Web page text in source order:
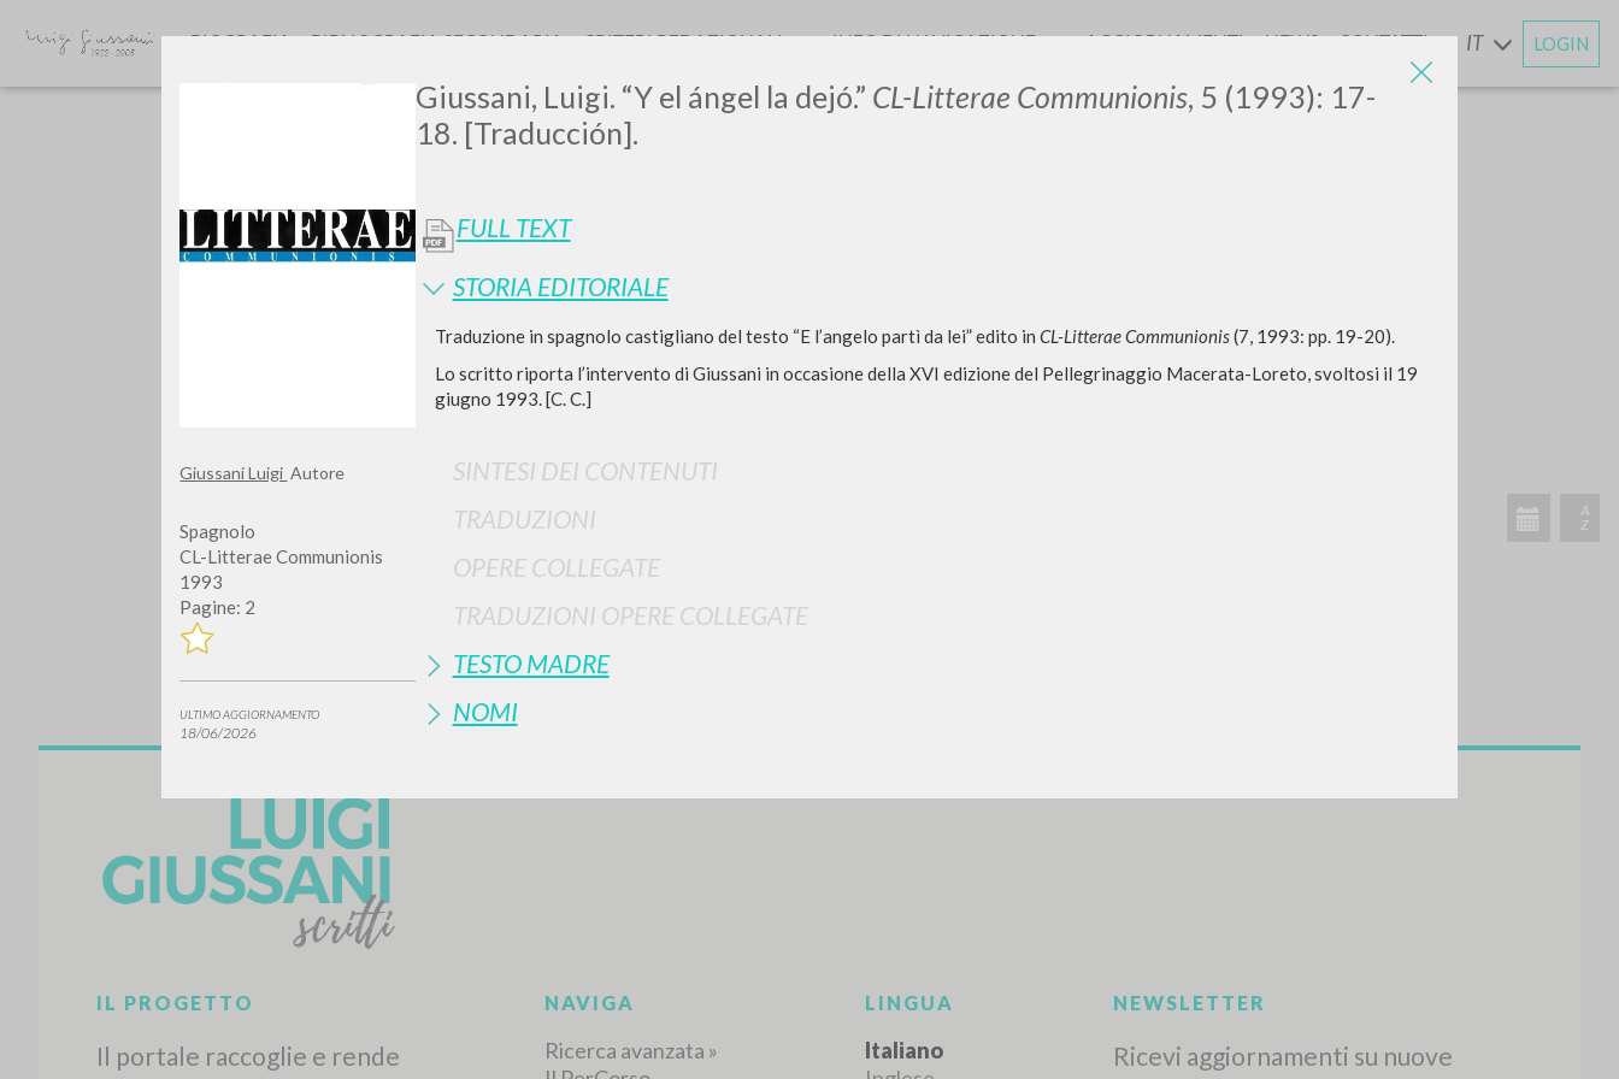
Giussani Luigi Autore
Spagnolo
CL-Litterae Communionis
1993
Pagine: 2
ULTIMO AGGIORNAMENTO
18/06/2026
Giussani, Luigi. “Y el ángel la dejó.” CL-Litterae Communionis, 5 (1993): 17-
18. [Traducción].
FULL TEXT
STORIA EDITORIALE
Traduzione in spagnolo castigliano del testo “E l’angelo partì da lei” edito in CL-Litterae Communionis(7, 1993: pp. 19-20).
Lo scritto riporta l’intervento di Giussani in occasione della XVI edizione del Pellegrinaggio Macerata-Loreto, svoltosi il 19
giugno 1993. [C. C.]
SINTESI DEI CONTENUTI
TRADUZIONI
OPERE COLLEGATE
TRADUZIONI OPERE COLLEGATE
TESTO MADRE
NOMI
LUIGI
GIUSSANI
BIOGRAFIA BIBLIOGRAFIA SECONDARIA CRITERI REDAZIONALI INFO DI NAVIGAZIONE AGGIORNAMENTIENEWS CONTATTI IT LOGIN
TIPOLOGIA OPERA